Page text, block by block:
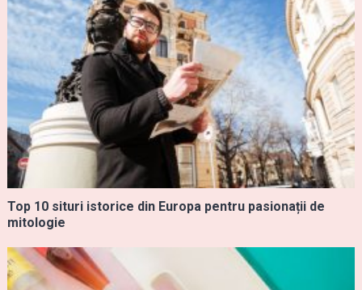
Top 10 situri istorice din Europa pentru pasionații de
mitologie